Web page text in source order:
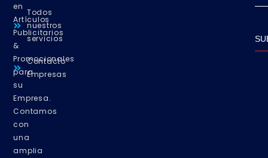
en
Artículos
Publicitarios
&
Promocionales
para
su
Empresa.
Contamos
con
una
amplia
Todos
nuestros
servicios
Contacto
Empresas